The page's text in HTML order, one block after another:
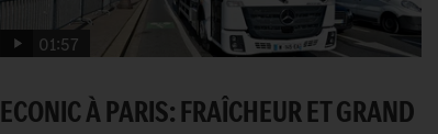
01:57
ECONIC À PARIS: FRAÎCHEUR ET GRAND